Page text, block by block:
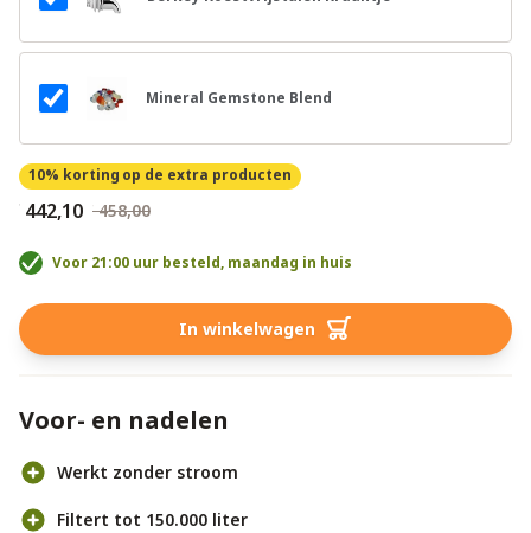
Mineral Gemstone Blend
10% korting op de extra producten
€ 442,10 € 458,00
Voor 21:00 uur besteld, maandag in huis
In winkelwagen
Voor- en nadelen
Werkt zonder stroom
Filtert tot 150.000 liter